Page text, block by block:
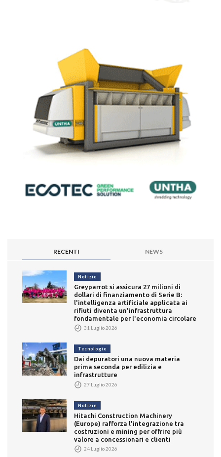
RECENTI NEWS
Notizie
Greyparrot si assicura 27 milioni di
dollari di finanziamento di Serie B:
l'intelligenza artificiale applicata ai
rifiuti diventa un'infrastruttura
fondamentale per l'economia circolare
31 Luglio 2026
Tecnologie
Dai depuratori una nuova materia
prima seconda per edilizia e
infrastrutture
27 Luglio 2026
Notizie
Hitachi Construction Machinery
(Europe) rafforza l'integrazione tra
costruzioni e mining per offrire più
valore a concessionari e clienti
24 Luglio 2026